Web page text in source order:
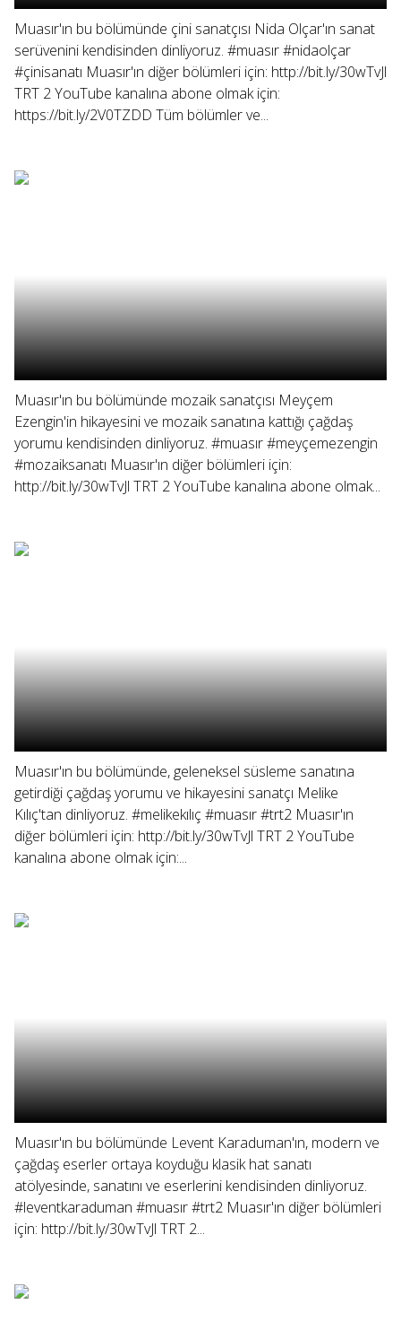
Muasır'ın bu bölümünde çini sanatçısı Nida Olçar'ın sanat
serüvenini kendisinden dinliyoruz. #muasır #nidaolçar
#çinisanatı Muasır'ın diğer bölümleri için: http://bit.ly/30wTvJl
TRT 2 YouTube kanalına abone olmak için:
https://bit.ly/2V0TZDD Tüm bölümler ve...
Muasır'ın bu bölümünde mozaik sanatçısı Meyçem
Ezengin'in hikayesini ve mozaik sanatına kattığı çağdaş
yorumu kendisinden dinliyoruz. #muasır #meyçemezengin
#mozaiksanatı Muasır'ın diğer bölümleri için:
http://bit.ly/30wTvJl TRT 2 YouTube kanalına abone olmak...
Muasır'ın bu bölümünde, geleneksel süsleme sanatına
getirdiği çağdaş yorumu ve hikayesini sanatçı Melike
Kılıç'tan dinliyoruz. #melikekılıç #muasır #trt2 Muasır'ın
diğer bölümleri için: http://bit.ly/30wTvJl TRT 2 YouTube
kanalına abone olmak için:...
Muasır'ın bu bölümünde Levent Karaduman'ın, modern ve
çağdaş eserler ortaya koyduğu klasik hat sanatı
atölyesinde, sanatını ve eserlerini kendisinden dinliyoruz.
#leventkaraduman #muasır #trt2 Muasır'ın diğer bölümleri
için: http://bit.ly/30wTvJl TRT 2...